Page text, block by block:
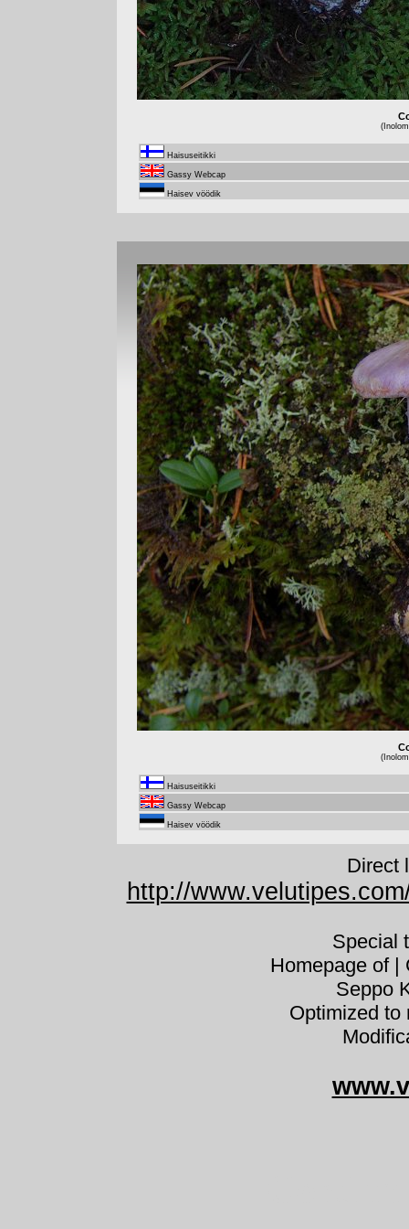
Haisuseitikki
Gassy Webcap
Haisev vöödik
Haisuseitikki
Gassy Webcap
Haisev vöödik
Direct
http://
Special
Homepage of |
Seppo
Optimized to